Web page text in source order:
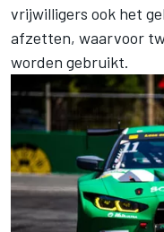
vrijwilligers ook het
afzetten, waarvoor
worden gebruikt.